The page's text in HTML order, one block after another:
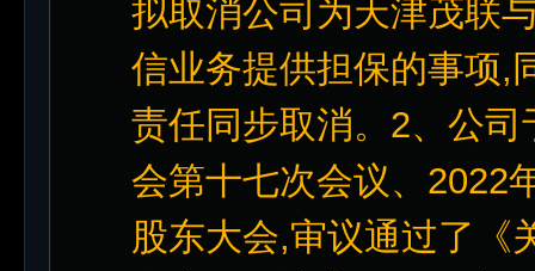
拟取消公司为天津茂联
信业务提供担保的事项,
责任同步取消。2、公
会第十七次会议、2022
股东大会,审议通过了《